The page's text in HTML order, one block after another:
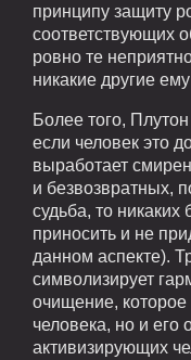
принципу защиту
соответствующих
ровно те
никакие другие ему
Более того,
если человек это
выработает
и безвозвратных,
судьба, то
приносить и не
данном аспекте).
символизирует
очищение, которое
человека, но и его
активизирующих